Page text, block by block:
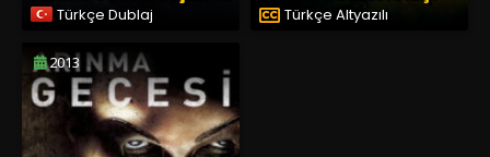
Türkçe Dublaj Türkçe Altyazılı
2013